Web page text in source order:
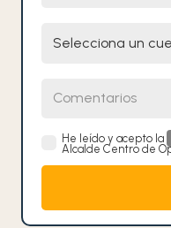
He leído y acepto la
Alcalde Centro de